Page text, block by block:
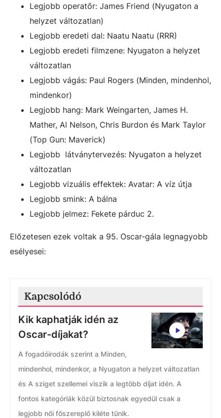
Legjobb operatőr: James Friend (Nyugaton a
helyzet változatlan)
Legjobb eredeti dal: Naatu Naatu (RRR)
Legjobb eredeti filmzene: Nyugaton a helyzet
változatlan
Legjobb vágás: Paul Rogers (Minden, mindenhol,
mindenkor)
Legjobb hang: Mark Weingarten, James H.
Mather, Al Nelson, Chris Burdon és Mark Taylor
(Top Gun: Maverick)
Legjobb látványtervezés: Nyugaton a helyzet
változatlan
Legjobb vizuális effektek: Avatar: A víz útja
Legjobb smink: A bálna
Legjobb jelmez: Fekete párduc 2.
Előzetesen ezek voltak a 95. Oscar-gála legnagyobb
esélyesei:
Kapcsolódó
Kik kaphatják idén az
Oscar-díjakat?
A fogadóirodák szerint a Minden,
mindenhol, mindenkor, a Nyugaton a helyzet változatlan
és A sziget szellemei viszik a legtöbb díjat idén. A
fontos kategóriák közül biztosnak egyedül csak a
legjobb női főszereplő kiléte tűnik.